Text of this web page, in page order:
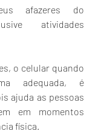
afazeres do
atividades
o celular quando
adequada, é
ajuda as pessoas
em momentos
física.